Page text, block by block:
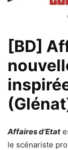
[BD]
Affaires d’Etat
le scénariste